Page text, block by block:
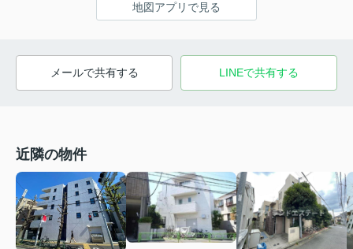
地図アプリで見る
メールで共有する LINEで共有する
近隣の物件